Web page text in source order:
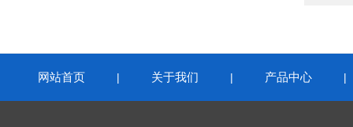
网站首页 | 关于我们 | 产品中心 |